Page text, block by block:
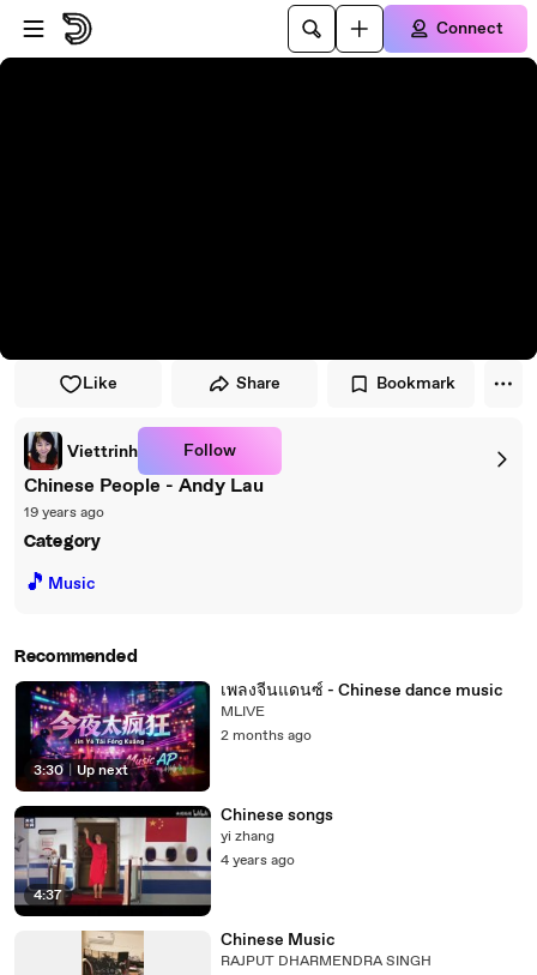
Skip to player
Skip to main content
Connect
Like Share Bookmark
Viettrinh Follow
Chinese People - Andy Lau
19 years ago
Category
🎵 Music
Recommended
3:30 Up next
เพลงจีนแดนซ์ - Chinese dance music
MLIVE
2 months ago
4:37
Chinese songs
yi zhang
4 years ago
Chinese Music
RAJPUT DHARMENDRA SINGH